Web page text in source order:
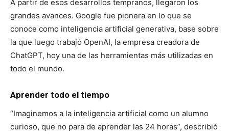
A partir de esos desarrollos tempranos, llegaron los
grandes avances. Google fue pionera en lo que se
conoce como inteligencia artificial generativa, base sobre
la que luego trabajó OpenAI, la empresa creadora de
ChatGPT, hoy una de las herramientas más utilizadas en
todo el mundo.
Aprender todo el tiempo
“Imaginemos a la inteligencia artificial como un alumno
curioso, que no para de aprender las 24 horas”, describió